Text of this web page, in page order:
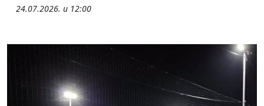
24.07.2026. u 12:00